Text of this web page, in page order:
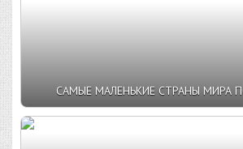
САМЫЕ МАЛЕНЬКИЕ СТРАНЫ МИРА